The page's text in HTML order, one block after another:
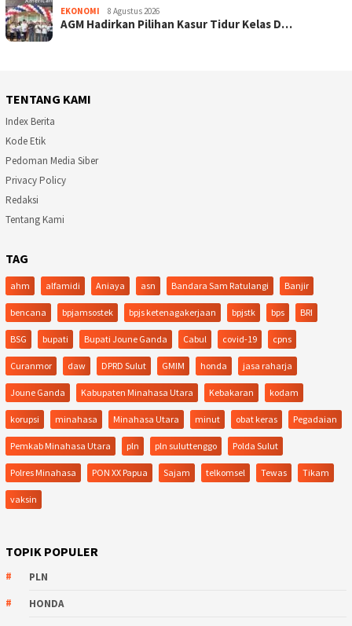
EKONOMI 8 Agustus 2026
AGM Hadirkan Pilihan Kasur Tidur Kelas D…
TENTANG KAMI
Index Berita
Kode Etik
Pedoman Media Siber
Privacy Policy
Redaksi
Tentang Kami
TAG
ahm alfamidi Aniaya asn Bandara Sam Ratulangi Banjir
bencana bpjamsostek bpjs ketenagakerjaan bpjstk bps BRI
BSG bupati Bupati Joune Ganda Cabul covid-19 cpns
Curanmor daw DPRD Sulut GMIM honda jasa raharja
Joune Ganda Kabupaten Minahasa Utara Kebakaran kodam
korupsi minahasa Minahasa Utara minut obat keras Pegadaian
Pemkab Minahasa Utara pln pln suluttenggo Polda Sulut
Polres Minahasa PON XX Papua Sajam telkomsel Tewas Tikam
vaksin
TOPIK POPULER
PLN
HONDA